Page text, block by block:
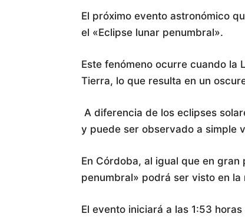
El próximo evento astronómico
el «Eclipse lunar penumbral».
Este fenómeno ocurre cuando la
Tierra, lo que resulta en un
A diferencia de los eclipses
y puede ser observado a simple
En Córdoba, al igual que en
penumbral» podrá ser visto en
El evento iniciará a las 1:53